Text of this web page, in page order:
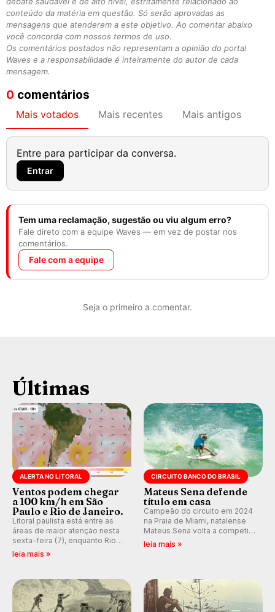
conteúdo da matéria em questão. Só serão aprovadas as
mensagens que atenderem a este objetivo. Ao comentar abaixo
você concorda com nossos termos de uso.
Os comentários postados não representam a opinião do portal
Waves e a responsabilidade é inteiramente do autor de cada
mensagem.
0 comentários
Mais votados Mais recentes Mais antigos
Entre para participar da conversa.
Entrar
Tem uma reclamação, sugestão ou viu algum erro?
Fale direto com a equipe Waves — em vez de postar nos
comentários.
Fale com a equipe
Seja o primeiro a comentar.
Últimas
ALERTA NO LITORAL
Ventos podem chegar
a 100 km/h em São
Paulo e Rio de Janeiro.
Litoral paulista está entre as
áreas de maior atenção nesta
sexta-feira (7), enquanto Rio
de Janeiro também recebe
km/h em Itanhaém.
leia mais »
CIRCUITO BANCO DO BRASIL
Mateus Sena defende
título em casa
Campeão do circuito em 2024
na Praia de Miami, natalense
Mateus Sena volta a competir
em casa em busca de manter a
leia mais »